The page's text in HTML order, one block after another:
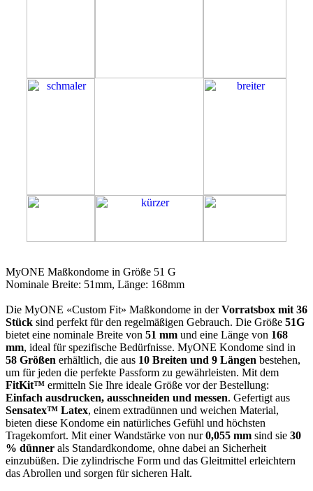
MyONE Maßkondome in Größe 51 G
Nominale Breite: 51mm, Länge: 168mm
Die MyONE «Custom Fit» Maßkondome in derVorratsbox mit 36
Stück sind perfekt für den regelmäßigen Gebrauch. Die Größe 51G
bietet eine nominale Breite von 51 mm und eine Länge von 168
mm, ideal für spezifische Bedürfnisse. MyONE Kondome sind in
58 Größen erhältlich, die aus 10 Breiten und 9 Längen bestehen,
um für jeden die perfekte Passform zu gewährleisten. Mit dem
FitKit™ ermitteln Sie Ihre ideale Größe vor der Bestellung:
Einfach ausdrucken, ausschneiden und messen. Gefertigt aus
Sensatex™ Latex, einem extradünnen und weichen Material,
bieten diese Kondome ein natürliches Gefühl und höchsten
Tragekomfort. Mit einer Wandstärke von nur0,055 mm sind sie 30
% dünner als Standardkondome, ohne dabei an Sicherheit
einzubüßen. Die zylindrische Form und das Gleitmittel erleichtern
das Abrollen und sorgen für sicheren Halt.